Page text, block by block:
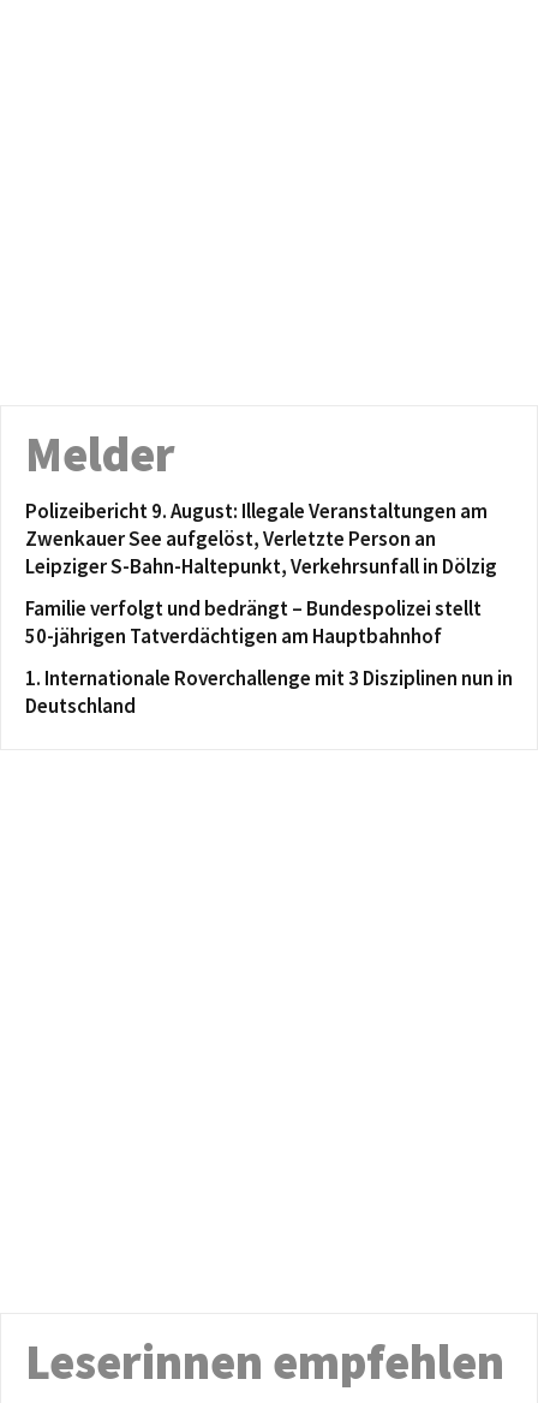
Melder
Polizeibericht 9. August: Illegale Veranstaltungen am
Zwenkauer See aufgelöst, Verletzte Person an
Leipziger S-Bahn-Haltepunkt, Verkehrsunfall in Dölzig
Familie verfolgt und bedrängt – Bundespolizei stellt
50-jährigen Tatverdächtigen am Hauptbahnhof
1. Internationale Roverchallenge mit 3 Disziplinen nun in
Deutschland
Leserinnen empfehlen